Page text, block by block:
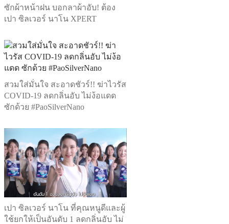
ซักผ้าหน้าฝน บอกลาผ้าอับ! ต้อง
เปา ซิลเวอร์ นาโน XPERT
สวมใส่มั่นใจ สะอาดชัวร์!! ฆ่าไวรัส
COVID-19 ลดกลิ่นอับ ไม่ง้อแดด
ซักด้วย #PaoSilverNano
เปา ซิลเวอร์ นาโน ที่คุณหนูดีและผู้
ใช้ยกให้เป็นอันดับ 1 ลดกลิ่นอับ ไม่